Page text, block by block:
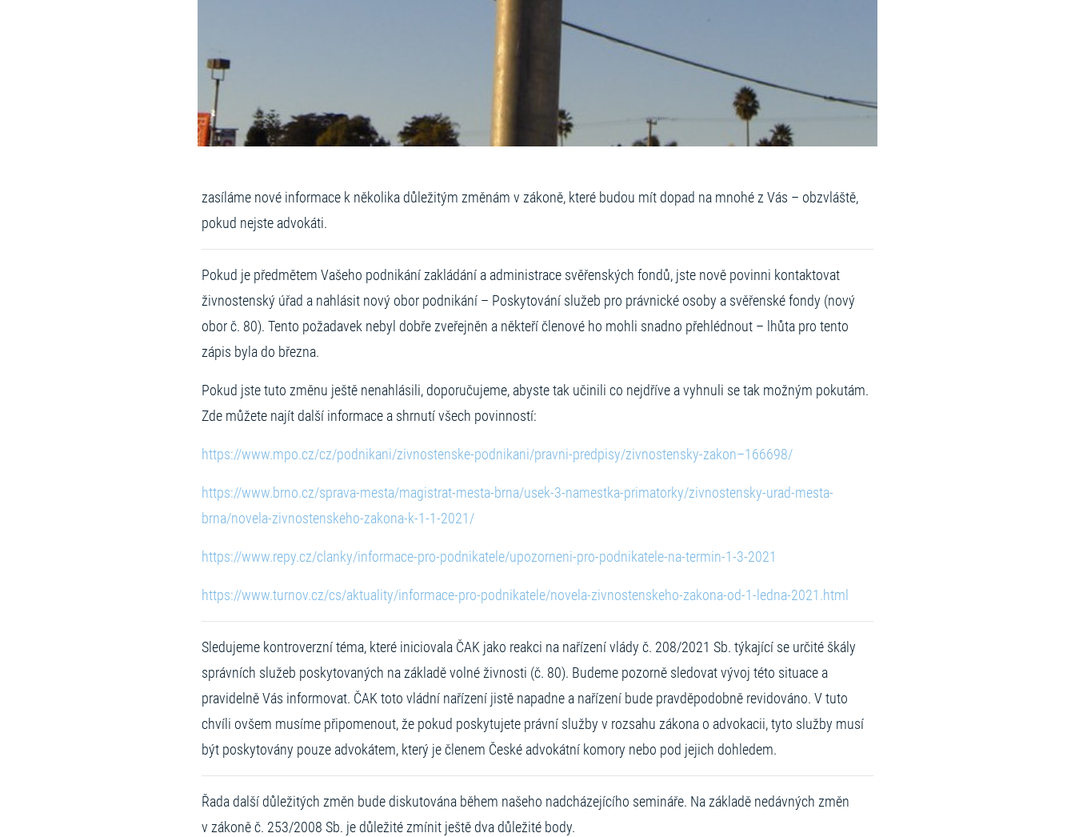
zasíláme nové informace k několika důležitým změnám v zákoně, které budou mít dopad na mnohé z Vás – obzvláště,
pokud nejste advokáti.
Pokud je předmětem Vašeho podnikání zakládání a administrace svěřenských fondů, jste nově povinni kontaktovat
živnostenský úřad a nahlásit nový obor podnikání – Poskytování služeb pro právnické osoby a svěřenské fondy (nový
obor č. 80). Tento požadavek nebyl dobře zveřejněn a někteří členové ho mohli snadno přehlédnout – lhůta pro tento
zápis byla do března.
Pokud jste tuto změnu ještě nenahlásili, doporučujeme, abyste tak učinili co nejdříve a vyhnuli se tak možným pokutám.
Zde můžete najít další informace a shrnutí všech povinností:
https://www.mpo.cz/cz/podnikani/zivnostenske-podnikani/pravni-predpisy/zivnostensky-zakon–166698/
https://www.brno.cz/sprava-mesta/magistrat-mesta-brna/usek-3-namestka-primatorky/zivnostensky-urad-mesta-
brna/novela-zivnostenskeho-zakona-k-1-1-2021/
https://www.repy.cz/clanky/informace-pro-podnikatele/upozorneni-pro-podnikatele-na-termin-1-3-2021
https://www.turnov.cz/cs/aktuality/informace-pro-podnikatele/novela-zivnostenskeho-zakona-od-1-ledna-2021.html
Sledujeme kontroverzní téma, které iniciovala ČAK jako reakci na nařízení vlády č. 208/2021 Sb. týkající se určité škály
správních služeb poskytovaných na základě volné živnosti (č. 80). Budeme pozorně sledovat vývoj této situace a
pravidelně Vás informovat. ČAK toto vládní nařízení jistě napadne a nařízení bude pravděpodobně revidováno. V tuto
chvíli ovšem musíme připomenout, že pokud poskytujete právní služby v rozsahu zákona o advokacii, tyto služby musí
být poskytovány pouze advokátem, který je členem České advokátní komory nebo pod jejich dohledem.
Řada další důležitých změn bude diskutována během našeho nadcházejícího semináře. Na základě nedávných změn
v zákoně č. 253/2008 Sb. je důležité zmínit ještě dva důležité body.